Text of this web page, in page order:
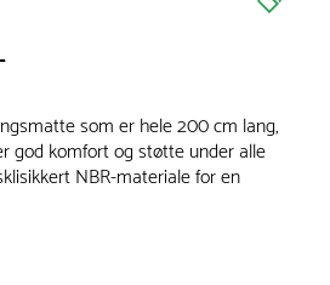
som er hele 200 cm lang,
god komfort og støtte under alle
NBR-materiale for en